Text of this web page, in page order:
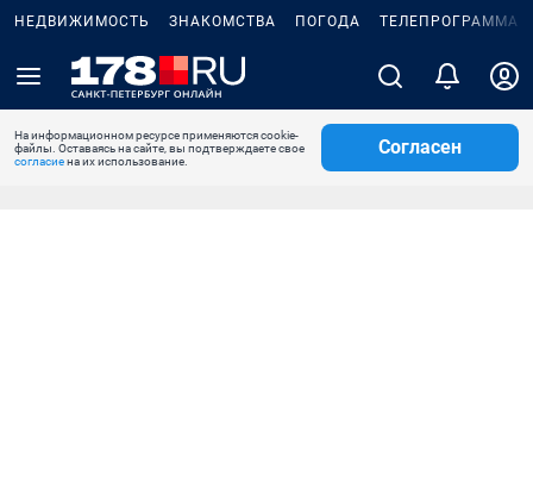
НЕДВИЖИМОСТЬ ЗНАКОМСТВА ПОГОДА ТЕЛЕПРОГРАММА
На информационном ресурсе применяются cookie-
файлы. Оставаясь на сайте, вы подтверждаете свое
согласиена их использование.
Согласен